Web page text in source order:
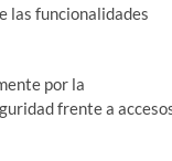
las funcionalidades
por la
frente a